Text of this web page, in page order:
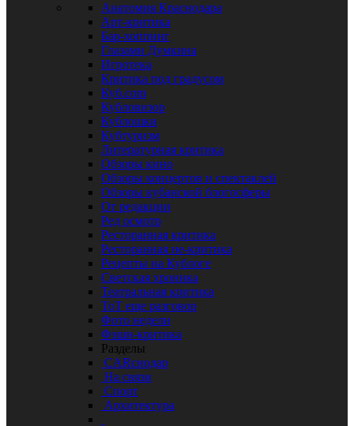
Анатомия Краснодара
Арт-критика
Бар-хоппинг
Глазами Думкина
Игротека
Критика под градусом
Куб.com
Кубловизор
Кублошки
Кубтуризм
Литературная критика
Обзоры кино
Обзоры концертов и спектаклей
Обзоры кубанской блогосферы
От редакции
Ред осмотр
Ресторанная критика
Ресторанная не-критика
Рецепты на Кублоге
Светская хроника
Театральная критика
ТоТ еще разговор
Фото недели
Фэшн-критика
Разделы
CARснодар
На связи
Спорт
Архитектура